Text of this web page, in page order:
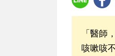
「醫師
咳嗽咳